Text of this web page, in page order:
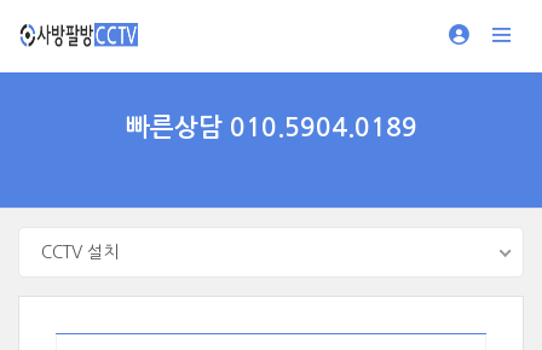
빠른상담 010.5904.0189
CCTV 설치